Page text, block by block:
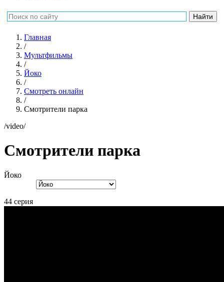
Главная
/
Мультфильмы
/
Йоко
/
Смотреть онлайн
/
Смотрители парка
/video/
Смотрители парка
Йоко
44 серия